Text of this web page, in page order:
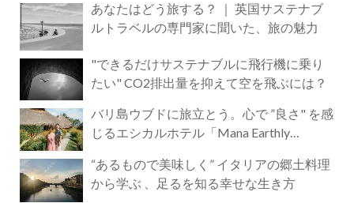
あなたはどう旅する？ ｜ 英国サステナブ
ルトラベルの専門家に聞いた、旅の魅力
"できるだけサステナブルに飛行機に乗り
たい" CO2排出量を抑えて空を飛ぶには？
バリ島ウブドに旅立とう。心で ”良さ" を感
じるエシカルホテル「Mana Earthly
“あるもので美味しく” イタリアの郷土料理
から学ぶ 、足るを知る幸せな生き方